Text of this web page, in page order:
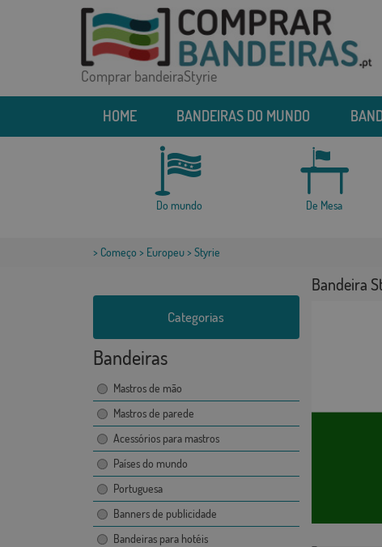
Comprar bandeiraStyrie
HOME BANDEIRAS DO MUNDO
Do mundo De Mesa
> Começo > Europeu> Styrie
Categorias
Bandeiras
Mastros de mão
Mastros de parede
Acessórios para mastros
Países do mundo
Portuguesa
Banners de publicidade
Bandeiras para hotéis
Bandeira